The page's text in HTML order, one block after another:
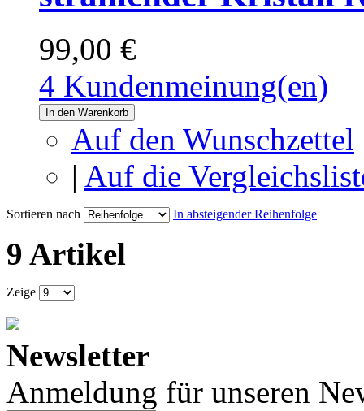
99,00 €
4 Kundenmeinung(en)
In den Warenkorb
Auf den Wunschzettel
| Auf die
Sortieren nach In absteigender Reihenfolge
9 Artikel
Zeige
Newsletter
Anmeldung für unseren